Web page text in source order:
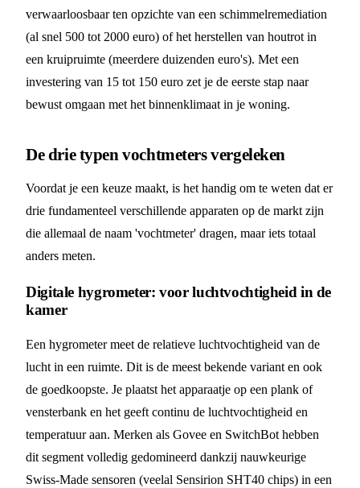
verwaarloosbaar ten opzichte van een schimmelremediation
(al snel 500 tot 2000 euro) of het herstellen van houtrot in
een kruipruimte (meerdere duizenden euro's). Met een
investering van 15 tot 150 euro zet je de eerste stap naar
bewust omgaan met het binnenklimaat in je woning.
De drie typen vochtmeters vergeleken
Voordat je een keuze maakt, is het handig om te weten dat er
drie fundamenteel verschillende apparaten op de markt zijn
die allemaal de naam 'vochtmeter' dragen, maar iets totaal
anders meten.
Digitale hygrometer: voor luchtvochtigheid in de
kamer
Een hygrometer meet de relatieve luchtvochtigheid van de
lucht in een ruimte. Dit is de meest bekende variant en ook
de goedkoopste. Je plaatst het apparaatje op een plank of
vensterbank en het geeft continu de luchtvochtigheid en
temperatuur aan. Merken als Govee en SwitchBot hebben
dit segment volledig gedomineerd dankzij nauwkeurige
Swiss-Made sensoren (veelal Sensirion SHT40 chips) in een